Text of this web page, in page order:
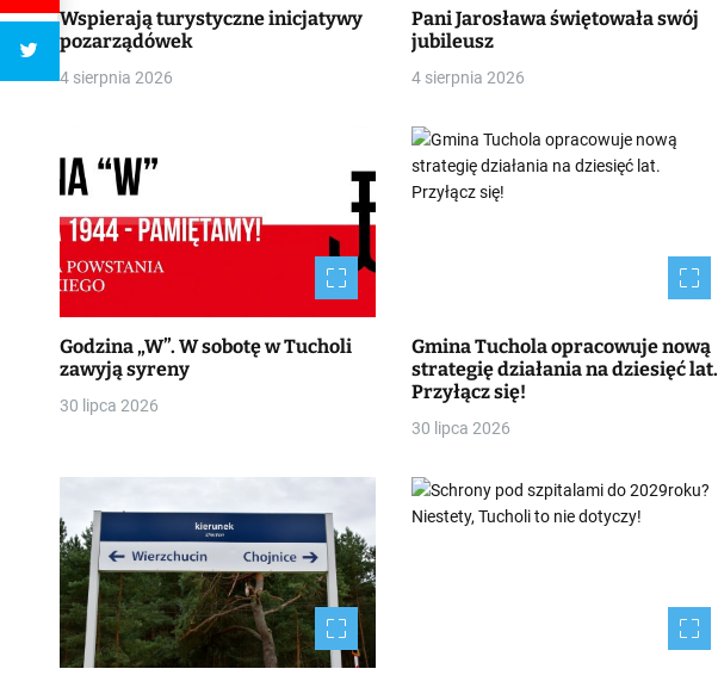
Wspierają turystyczne inicjatywy
pozarządówek
4 sierpnia 2026
Pani Jarosława świętowała swój
jubileusz
4 sierpnia 2026
Godzina „W”. W sobotę w Tucholi
zawyją syreny
30 lipca 2026
Gmina Tuchola opracowuje nową
strategię działania na dziesięć lat.
Przyłącz się!
30 lipca 2026